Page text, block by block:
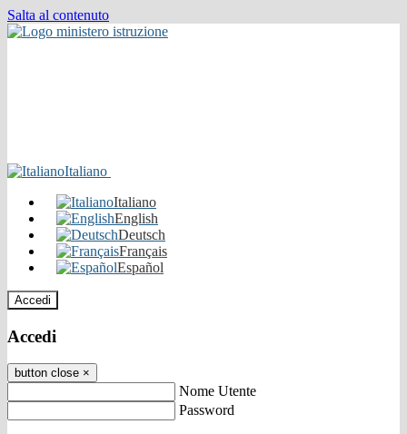
Salta al contenuto
Italiano
Italiano
English
Deutsch
Français
Español
Accedi
Accedi
button close ×
Nome Utente
Password